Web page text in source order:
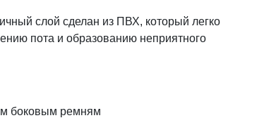
слой сделан из ПВХ, который легко
пота и образованию неприятного
боковым ремням